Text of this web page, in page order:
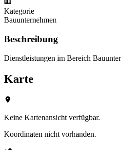
Kategorie
Bauunternehmen
Beschreibung
Dienstleistungen im Bereich
Karte
Keine Kartenansicht verfügbar.
Koordinaten nicht vorhanden.